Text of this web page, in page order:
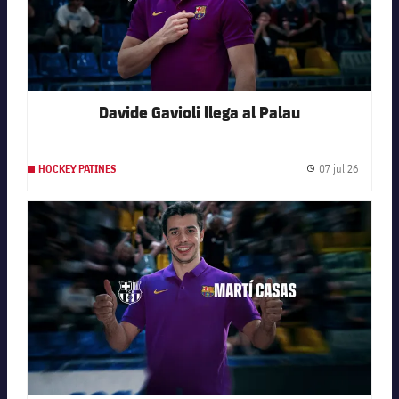
Davide Gavioli llega al Palau
HOCKEY PATINES Fecha
07 jul 26
FC Barcelona club badge